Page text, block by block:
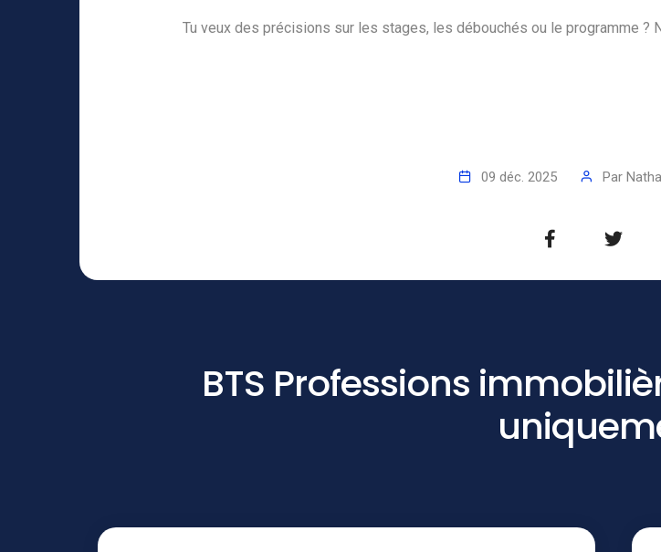
Tu veux des précisions sur les stages, les débouchés ou le programme ?
09 déc. 2025 Par
BTS Professions